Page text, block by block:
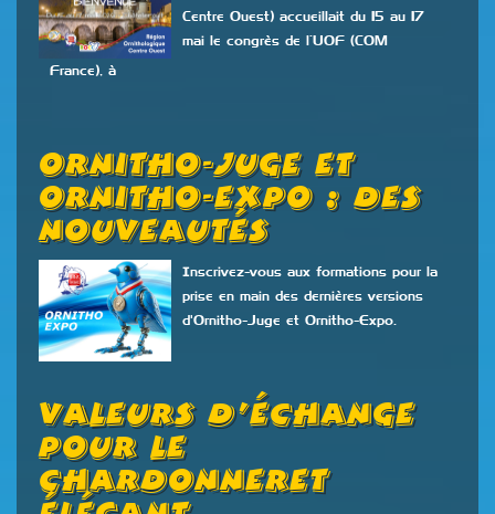
Centre Ouest) accueillait du 15 au 17
mai le congrès de l’UOF (COM
France), à
Ornitho-Juge Et
Ornitho-Expo : Des
Nouveautés
Inscrivez-vous aux formations pour la
prise en main des dernières versions
d'Ornitho-Juge et Ornitho-Expo.
Valeurs D’échange
Pour Le
Chardonneret